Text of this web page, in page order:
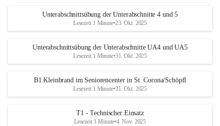
Unterabschnittsübung der Unterabschnitte 4 und 5
Lesezeit 1 Minute•23. Okt. 2025
Unterabschnittsübung der Unterabschnitte UA4 und UA5
Lesezeit 1 Minute•31. Okt. 2025
B1 Kleinbrand im Seniorencenter in St. Corona/Schöpfl
Lesezeit 1 Minute•31. Okt. 2025
T1 - Technischer Einsatz
Lesezeit 1 Minute•4. Nov. 2025